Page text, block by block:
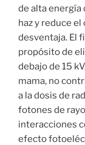
de alta energía
haz y reduce
desventaja. El
propósito de
debajo de 15
mama, no
a la dosis de
fotones de
interacciones
efecto